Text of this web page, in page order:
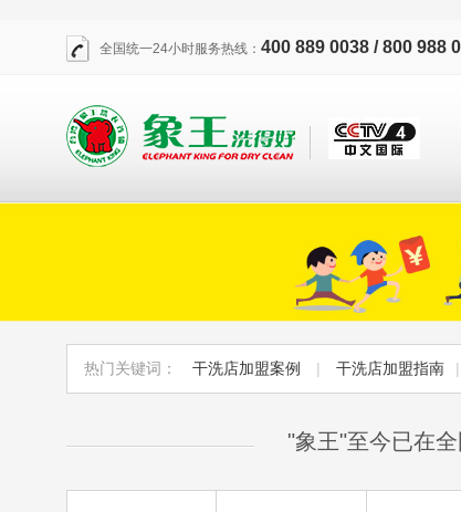
全国统一24小时服务热线： 400 889 0038 / 800 988
热门关键词： 干洗店加盟案例 | 干洗店加盟指南 |
"象王"至今已在